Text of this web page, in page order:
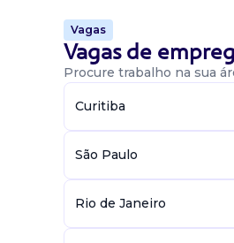
Vagas
Vagas de
Procure trabalho na sua
Curitiba
São Paulo
Rio de Janeiro